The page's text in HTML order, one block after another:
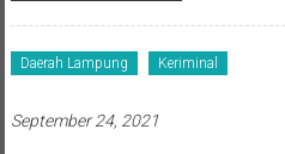
Daerah Lampung Keriminal
September 24, 2021